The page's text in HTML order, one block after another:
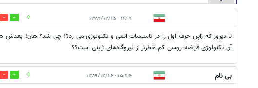
۱۱:۰۹ - ۱۳۸۹/۱۲/۲۵ 0
تا دیروز که ژاپن حرف اول را در تاسیسات اتمی و تکنولوژی می زد؟! چی شد؟ هان! بعدش هم،
آن تکنولوژی قراضه روسی کم خطرتر از نیروگاه‌های ژاپنی است؟؟
بی نام ۰۵:۳۴ - ۱۳۸۹/۱۲/۲۶ 0